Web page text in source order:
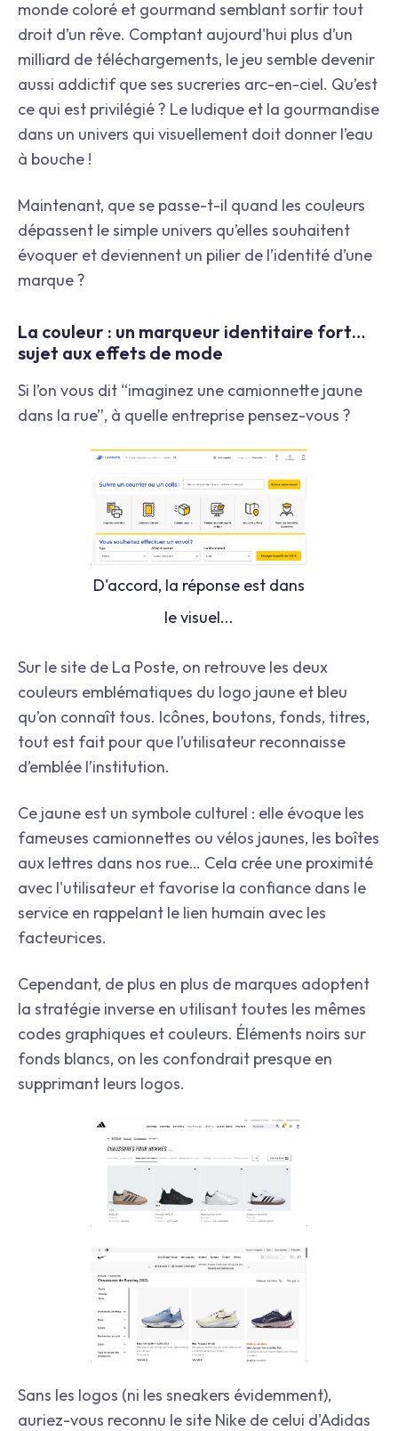
monde coloré et gourmand semblant sortir tout
droit d’un rêve. Comptant aujourd'hui plus d’un
milliard de téléchargements, le jeu semble devenir
aussi addictif que ses sucreries arc-en-ciel. Qu’est
ce qui est privilégié ? Le ludique et la gourmandise
dans un univers qui visuellement doit donner l’eau
à bouche !
Maintenant, que se passe-t-il quand les couleurs
dépassent le simple univers qu’elles souhaitent
évoquer et deviennent un pilier de l’identité d’une
marque ?
La couleur : un marqueur identitaire fort…
sujet aux effets de mode
Si l’on vous dit “imaginez une camionnette jaune
dans la rue”, à quelle entreprise pensez-vous ?
D'accord, la réponse est dans
le visuel...
Sur le site de La Poste, on retrouve les deux
couleurs emblématiques du logo jaune et bleu
qu’on connaît tous. Icônes, boutons, fonds, titres,
tout est fait pour que l’utilisateur reconnaisse
d’emblée l’institution.
Ce jaune est un symbole culturel : elle évoque les
fameuses camionnettes ou vélos jaunes, les boîtes
aux lettres dans nos rue… Cela crée une proximité
avec l'utilisateur et favorise la confiance dans le
service en rappelant le lien humain avec les
facteur·ices.
Cependant, de plus en plus de marques adoptent
la stratégie inverse en utilisant toutes les mêmes
codes graphiques et couleurs. Éléments noirs sur
fonds blancs, on les confondrait presque en
supprimant leurs logos.
Sans les logos (ni les sneakers évidemment),
auriez-vous reconnu le site Nike de celui d'Adidas